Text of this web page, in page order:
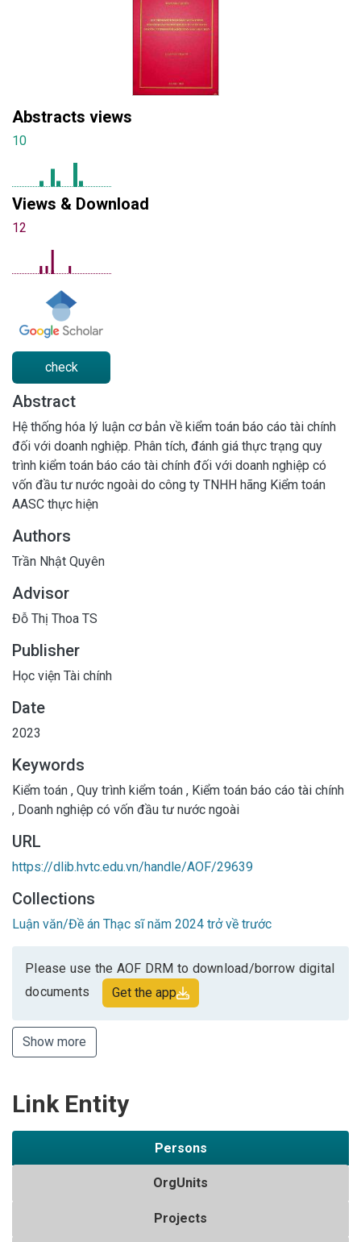
Abstracts views
10
Views & Download
12
check
Abstract
Hệ thống hóa lý luận cơ bản về kiểm toán báo cáo tài chính
đối với doanh nghiệp. Phân tích, đánh giá thực trạng quy
trình kiểm toán báo cáo tài chính đối với doanh nghiệp có
vốn đầu tư nước ngoài do công ty TNHH hãng Kiểm toán
AASC thực hiện
Authors
Trần Nhật Quyên
Advisor
Đỗ Thị Thoa TS
Publisher
Học viện Tài chính
Date
2023
Keywords
Kiểm toán , Quy trình kiểm toán , Kiểm toán báo cáo tài chính
, Doanh nghiệp có vốn đầu tư nước ngoài
URL
https://dlib.hvtc.edu.vn/handle/AOF/29639
Collections
Luận văn/Đề án Thạc sĩ năm 2024 trở về trước
Please use the AOF DRM to download/borrow digital
documents
Get the app
Show more
Link Entity
Persons
OrgUnits
Projects